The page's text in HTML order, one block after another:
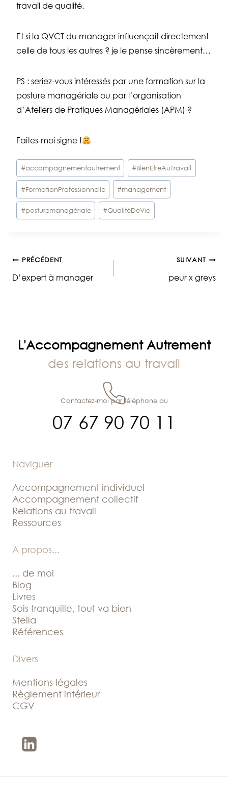
travail de qualité.
Et si la QVCT du manager influençait directement
celle de tous les autres ? je le pense sincèrement…
PS : seriez-vous intéressés par une formation sur la
posture managériale ou par l’organisation
d’Ateliers de Pratiques Managériales (APM) ?
Faites-moi signe !
Étiquettes
de
la
publication :
#accompagnementautrement #BienEtreAuTravail
#FormationProfessionnelle #management
#posturemanagériale #QualitéDeVie
Navigation
PRÉCÉDENT
D’expert à manager
SUIVANT
peur x greys
L'Accompagnement Autrement
des relations au travail
07 67 90 70 11
Contactez-moi par téléphone au
Naviguer
Accompagnement individuel
Accompagnement collectif
Relations au travail
Ressources
A propos...
... de moi
Blog
Livres
Sois tranquille, tout va bien
Stella
Références
Divers
Mentions légales
Règlement intérieur
CGV